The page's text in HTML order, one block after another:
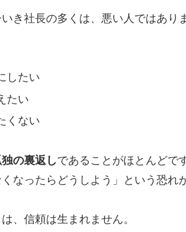
き社長の多くは、悪い人ではあり
したい
たい
くない
の裏返しであることがほとんどで
くなったらどうしよう」という恐
、信頼は生まれません。